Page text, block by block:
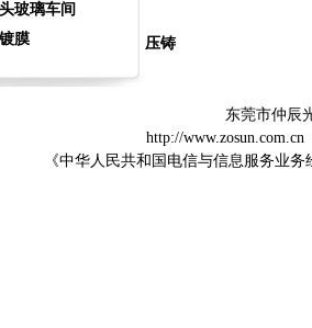
玻璃车间
膜 压铸
东莞市仲辰
http://www.zosun.com.cn
《中华人民共和国电信与信息服务业